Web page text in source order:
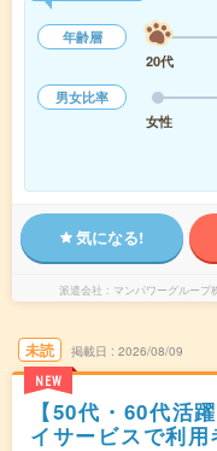
年齢層
20代
男女比率
女性
気になる!
派遣会社 マンパワーグルー
未読
NEW
掲載日 2026/08/09
【50代・60代活
イサービスで利用